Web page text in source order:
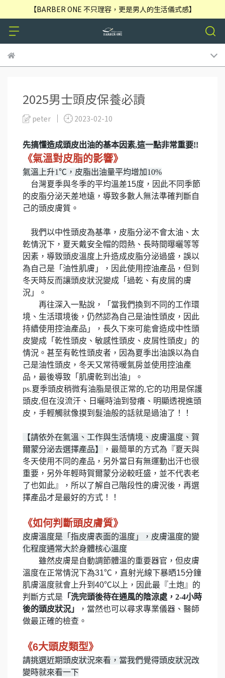
【BARBER ONE 不只理容，更是男人的生活儀式感】
2025男士頭皮保養必讀
peter 2023-02-10
先搞懂造成頭皮出油的基本因素,這一點非常重要!!
《氣溫對皮脂的影響》
氣溫上升1℃，皮脂出油量平均增加10%
台灣夏季與冬季的平均溫差15度，因此不同季節
的皮脂分泌天差地遠，導致多數人無法準確判斷自
己的頭皮膚質。
我們以中性頭皮為基準，皮脂分泌不會太油、太
乾情況下，夏天戴安全帽的悶熱、長時間曝曬等等
因素，導致頭皮溫度上升造成皮脂分泌過盛，誤以
為自己是「油性肌膚」，因此使用控油產品，但到
冬天時反而讓頭皮狀況變成「過乾、有皮屑的膚
況」。
再往深入一點說，「當我們換到不同的工作環
境、生活環境後，仍然認為自己是油性頭皮，因此
持續使用控油產品」，長久下來可能會造成中性頭
皮變成「乾性頭皮、敏感性頭皮、皮屑性頭皮」的
情況。甚至有乾性頭皮者，因為夏季出油誤以為自
己是油性頭皮，冬天又常待暖氣房並使用控油產
品，最後導致「肌膚乾到出油」。
ps.夏季頭皮稍微有油脂是很正常的,它的功用是保護
頭皮,但在沒流汗、日曬時油到發癢、明顯透視進頭
皮，手輕觸就像摸到髮油般的話就是過油了！！
【請依外在氣溫、工作與生活情境、皮膚溫度、賀
爾蒙分泌去選擇產品】
，最簡單的方式為『夏天與
冬天使用不同的產品，另外當日有無運動出汗也很
重要，另外年輕時賀爾蒙分泌較旺盛，並不代表老
了也如此』，所以了解自己階段性的膚況後，再選
擇產品才是最好的方式！！
《如何判斷頭皮膚質》
皮膚溫度是「指皮膚表面的溫度」，皮膚溫度的變
化程度通常大於身體核心溫度
雖然皮膚是自動調節體溫的重要器官，但皮膚
溫度在正常情況下為31℃，直射光線下暴晒15分鐘
肌膚溫度就會上升到40℃以上，因此最『土炮』的
判斷方式是 「洗完頭後待在通風的陰涼處，2-4小時
後的頭皮狀況」
，當然也可以尋求專業儀器、醫師
做最正確的檢查。
《6大頭皮類型》
請挑選近期頭皮狀況來看，當我們覺得頭皮狀況改
變時就來看一下